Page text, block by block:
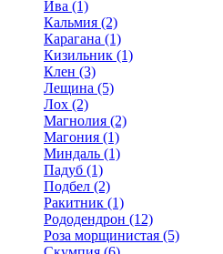
Ива (1)
Кальмия (2)
Карагана (1)
Кизильник (1)
Клен (3)
Лещина (5)
Лох (2)
Магнолия (2)
Магония (1)
Миндаль (1)
Падуб (1)
Подбел (2)
Ракитник (1)
Рододендрон (12)
Роза морщинистая (5)